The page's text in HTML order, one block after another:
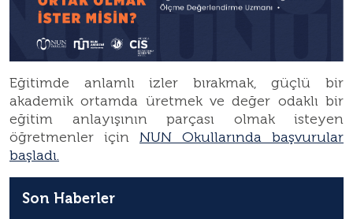
Son Haberler
Eğitimde anlamlı izler bırakmak, güçlü bir
akademik ortamda üretmek ve değer odaklı bir
eğitim anlayışının parçası olmak isteyen
öğretmenler için NUN Okullarında başvurular
başladı.